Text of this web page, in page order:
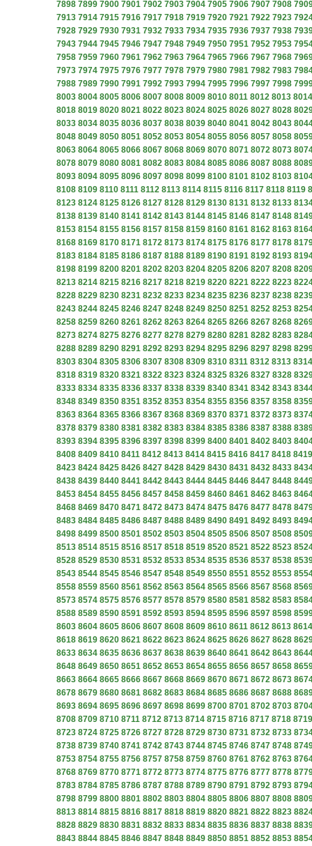
7898 7899 7900 7901 7902 7903 7904 7905 7906 7907 7908
7913 7914 7915 7916 7917 7918 7919 7920 7921 7922 7923
7928 7929 7930 7931 7932 7933 7934 7935 7936 7937 7938
7943 7944 7945 7946 7947 7948 7949 7950 7951 7952 7953
7958 7959 7960 7961 7962 7963 7964 7965 7966 7967 7968
7973 7974 7975 7976 7977 7978 7979 7980 7981 7982 7983
7988 7989 7990 7991 7992 7993 7994 7995 7996 7997 7998
8003 8004 8005 8006 8007 8008 8009 8010 8011 8012 8013 8014
8018 8019 8020 8021 8022 8023 8024 8025 8026 8027 8028
8033 8034 8035 8036 8037 8038 8039 8040 8041 8042 8043
8048 8049 8050 8051 8052 8053 8054 8055 8056 8057 8058
8063 8064 8065 8066 8067 8068 8069 8070 8071 8072 8073
8078 8079 8080 8081 8082 8083 8084 8085 8086 8087 8088
8093 8094 8095 8096 8097 8098 8099 8100 8101 8102 8103
8108 8109 8110 8111 8112 8113 8114 8115 8116 8117 8118 8119
8123 8124 8125 8126 8127 8128 8129 8130 8131 8132 8133
8138 8139 8140 8141 8142 8143 8144 8145 8146 8147 8148
8153 8154 8155 8156 8157 8158 8159 8160 8161 8162 8163
8168 8169 8170 8171 8172 8173 8174 8175 8176 8177 8178
8183 8184 8185 8186 8187 8188 8189 8190 8191 8192 8193
8198 8199 8200 8201 8202 8203 8204 8205 8206 8207 8208
8213 8214 8215 8216 8217 8218 8219 8220 8221 8222 8223
8228 8229 8230 8231 8232 8233 8234 8235 8236 8237 8238
8243 8244 8245 8246 8247 8248 8249 8250 8251 8252 8253
8258 8259 8260 8261 8262 8263 8264 8265 8266 8267 8268
8273 8274 8275 8276 8277 8278 8279 8280 8281 8282 8283
8288 8289 8290 8291 8292 8293 8294 8295 8296 8297 8298
8303 8304 8305 8306 8307 8308 8309 8310 8311 8312 8313 8314
8318 8319 8320 8321 8322 8323 8324 8325 8326 8327 8328
8333 8334 8335 8336 8337 8338 8339 8340 8341 8342 8343
8348 8349 8350 8351 8352 8353 8354 8355 8356 8357 8358
8363 8364 8365 8366 8367 8368 8369 8370 8371 8372 8373
8378 8379 8380 8381 8382 8383 8384 8385 8386 8387 8388
8393 8394 8395 8396 8397 8398 8399 8400 8401 8402 8403
8408 8409 8410 8411 8412 8413 8414 8415 8416 8417 8418 8419
8423 8424 8425 8426 8427 8428 8429 8430 8431 8432 8433
8438 8439 8440 8441 8442 8443 8444 8445 8446 8447 8448
8453 8454 8455 8456 8457 8458 8459 8460 8461 8462 8463
8468 8469 8470 8471 8472 8473 8474 8475 8476 8477 8478
8483 8484 8485 8486 8487 8488 8489 8490 8491 8492 8493
8498 8499 8500 8501 8502 8503 8504 8505 8506 8507 8508
8513 8514 8515 8516 8517 8518 8519 8520 8521 8522 8523
8528 8529 8530 8531 8532 8533 8534 8535 8536 8537 8538
8543 8544 8545 8546 8547 8548 8549 8550 8551 8552 8553
8558 8559 8560 8561 8562 8563 8564 8565 8566 8567 8568
8573 8574 8575 8576 8577 8578 8579 8580 8581 8582 8583
8588 8589 8590 8591 8592 8593 8594 8595 8596 8597 8598
8603 8604 8605 8606 8607 8608 8609 8610 8611 8612 8613 8614
8618 8619 8620 8621 8622 8623 8624 8625 8626 8627 8628
8633 8634 8635 8636 8637 8638 8639 8640 8641 8642 8643
8648 8649 8650 8651 8652 8653 8654 8655 8656 8657 8658
8663 8664 8665 8666 8667 8668 8669 8670 8671 8672 8673
8678 8679 8680 8681 8682 8683 8684 8685 8686 8687 8688
8693 8694 8695 8696 8697 8698 8699 8700 8701 8702 8703
8708 8709 8710 8711 8712 8713 8714 8715 8716 8717 8718 8719
8723 8724 8725 8726 8727 8728 8729 8730 8731 8732 8733
8738 8739 8740 8741 8742 8743 8744 8745 8746 8747 8748
8753 8754 8755 8756 8757 8758 8759 8760 8761 8762 8763
8768 8769 8770 8771 8772 8773 8774 8775 8776 8777 8778
8783 8784 8785 8786 8787 8788 8789 8790 8791 8792 8793
8798 8799 8800 8801 8802 8803 8804 8805 8806 8807 8808
8813 8814 8815 8816 8817 8818 8819 8820 8821 8822 8823
8828 8829 8830 8831 8832 8833 8834 8835 8836 8837 8838
8843 8844 8845 8846 8847 8848 8849 8850 8851 8852 8853